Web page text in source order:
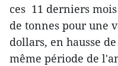
ces 11 derniers
de tonnes pour une
dollars, en hausse
même période de